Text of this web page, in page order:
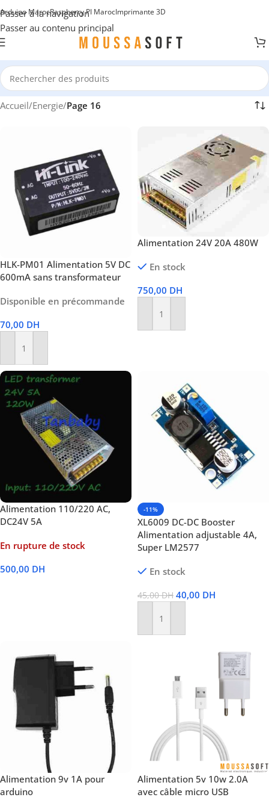
Passer à la navigation
Passer au contenu principal
Arduino MarocRaspberry PI MarocImprimante 3D
Accueil/Energie/Page 16
HLK-PM01 Alimentation 5V DC
600mA sans transformateur
Disponible en précommande
70,00 DH
Ajouter Au Panier
Alimentation 24V 20A 480W
En stock
750,00 DH
Ajouter Au Panier
Alimentation 110/220 AC,
DC24V 5A
En rupture de stock
500,00 DH
-11%
XL6009 DC-DC Booster
Alimentation adjustable 4A,
Super LM2577
En stock
45,00DH 40,00 DH
Ajouter Au Panier
Alimentation 9v 1A pour
arduino
Alimentation 5v 10w 2.0A
avec câble micro USB